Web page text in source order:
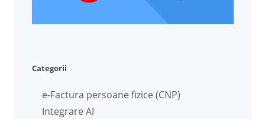
Categorii
e-Factura persoane fizice (CNP)
Integrare AI